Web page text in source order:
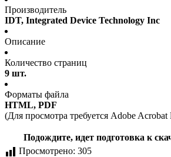
Производитель
IDT, Integrated Device Technology Inc
Описание
Количество страниц
9 шт.
Форматы файла
HTML, PDF
(Для просмотра требуется Adobe Acrobat
Подождите, идет подготовка к
Просмотрено: 305